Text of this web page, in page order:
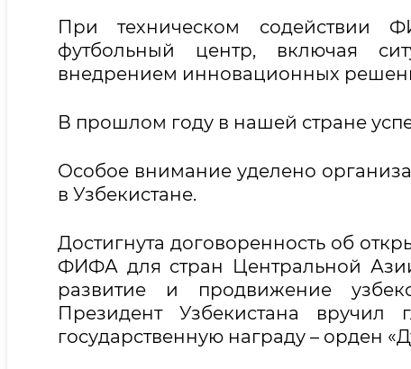
При техническом содействии
футбольный центр, включая
внедрением инновационных
В прошлом году в нашей стране
Особое внимание уделено
в Узбекистане.
Достигнута договоренность об
ФИФА для стран Центральной
развитие и продвижение
Президент Узбекистана
государственную награду – орден